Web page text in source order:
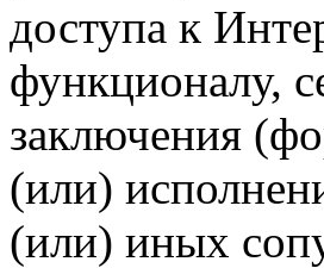
доступа к
функционалу,
заключения
(или)
(или) иных